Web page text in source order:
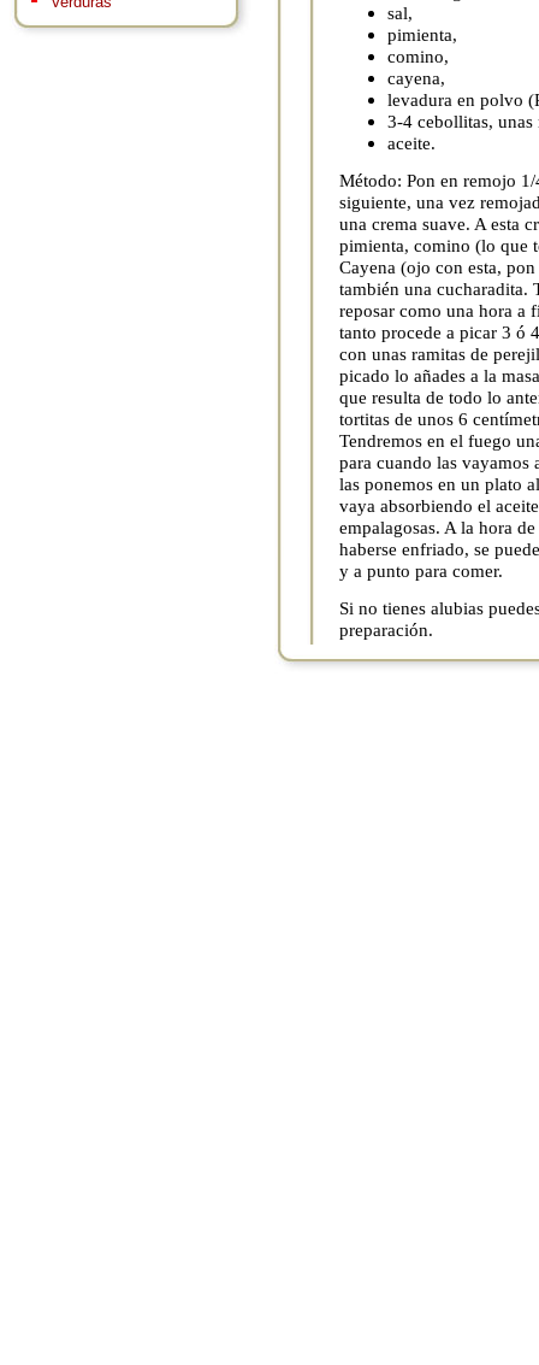
sal,
pimienta,
comino,
cayena,
levadura en polvo
3-4 cebollitas,
aceite.
Método: Pon en remojo
siguiente, una vez
una crema suave. A esta
pimienta, comino (lo que
Cayena (ojo con esta,
también una cucharadita.
reposar como una hora a
tanto procede a picar 3 ó
con unas ramitas de
picado lo añades a la
que resulta de todo lo
tortitas de unos 6
Tendremos en el fuego
para cuando las vayamos
las ponemos en un plato
vaya absorbiendo el
empalagosas. A la hora
haberse enfriado, se
y a punto para comer.
Si no tienes alubias
preparación.